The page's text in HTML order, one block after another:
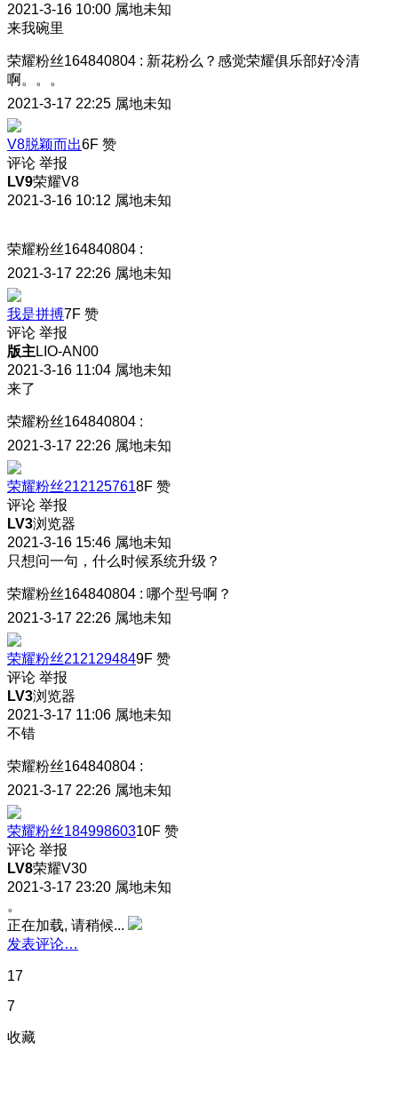
2021-3-16 10:00 属地未知
来我碗里
荣耀粉丝164840804 : 新花粉么？感觉荣耀俱乐部好冷清
啊。。。
2021-3-17 22:25 属地未知
V8脱颖而出6F 赞
评论 举报
LV9荣耀V8
2021-3-16 10:12 属地未知
荣耀粉丝164840804 :
2021-3-17 22:26 属地未知
我是拼搏7F 赞
评论 举报
版主LIO-AN00
2021-3-16 11:04 属地未知
来了
荣耀粉丝164840804 :
2021-3-17 22:26 属地未知
荣耀粉丝2121257618F 赞
评论 举报
LV3浏览器
2021-3-16 15:46 属地未知
只想问一句，什么时候系统升级？
荣耀粉丝164840804 : 哪个型号啊？
2021-3-17 22:26 属地未知
荣耀粉丝2121294849F 赞
评论 举报
LV3浏览器
2021-3-17 11:06 属地未知
不错
荣耀粉丝164840804 :
2021-3-17 22:26 属地未知
荣耀粉丝18499860310F 赞
评论 举报
LV8荣耀V30
2021-3-17 23:20 属地未知
。
正在加载, 请稍候...
发表评论…
17
7
收藏